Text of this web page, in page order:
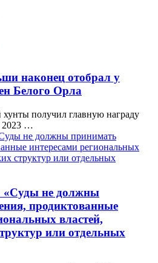
наконец отобрал у
Белого Орла
хунты получил главную награду
2023 …
«Суды не должны
продиктованные
властей,
или отдельных